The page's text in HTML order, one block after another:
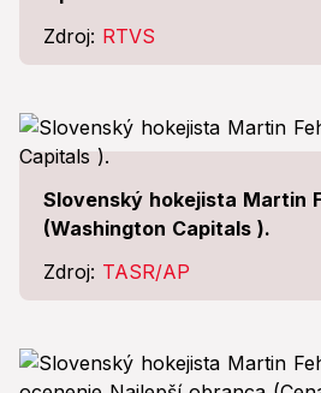
Zdroj: RTVS
Slovenský hokejista Martin
(Washington Capitals ).
Zdroj: TASR/AP